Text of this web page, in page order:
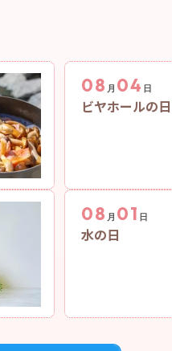
08 月 04 日
ビヤホールの日
08 月 01 日
水の日